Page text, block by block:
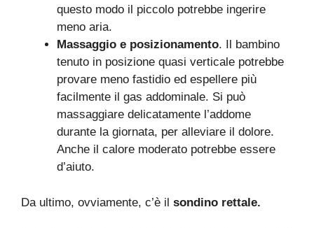
questo modo il piccolo potrebbe ingerire
meno aria.
Massaggio e posizionamento. Il bambino
tenuto in posizione quasi verticale potrebbe
provare meno fastidio ed espellere più
facilmente il gas addominale. Si può
massaggiare delicatamente l’addome
durante la giornata, per alleviare il dolore.
Anche il calore moderato potrebbe essere
d’aiuto.
Da ultimo, ovviamente, c’è il sondino rettale.